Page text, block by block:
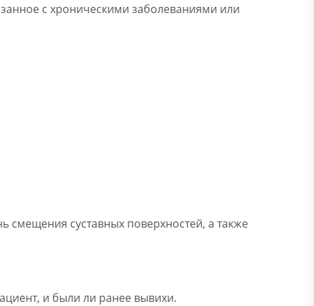
с хроническими заболеваниями или
смещения суставных поверхностей, а также
и были ли ранее вывихи.